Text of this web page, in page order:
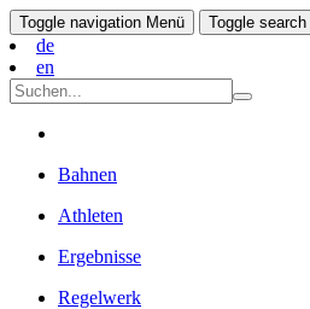
Toggle navigation Menü Toggle search
de
en
Bahnen
Athleten
Ergebnisse
Regelwerk